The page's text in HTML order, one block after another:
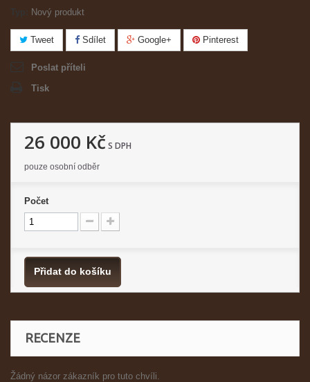
Nový produkt
Tweet Sdílet Google+ Pinterest
Poslat příteli
Tisk
26 000 KčS DPH
pouze osobní odběr
Počet
Přidat do košíku
RECENZE
Žádný názor zákazník pro tuto chvíli.